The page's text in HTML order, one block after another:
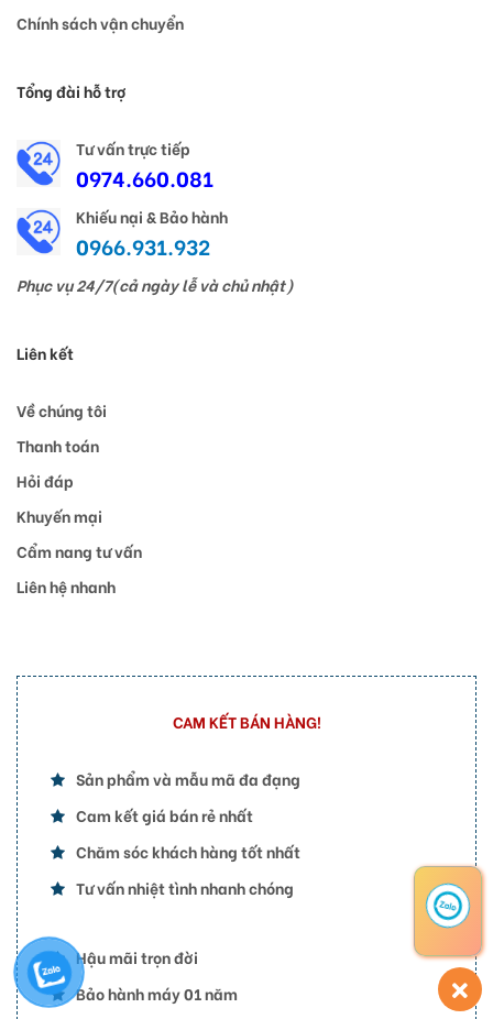
Chính sách vận chuyển
Tổng đài hỗ trợ
Tư vấn trực tiếp
0974.660.081
Khiếu nại & Bảo hành
0966.931.932
Phục vụ 24/7(cả ngày lễ và chủ nhật)
Liên kết
Về chúng tôi
Thanh toán
Hỏi đáp
Khuyến mại
Cẩm nang tư vấn
Liên hệ nhanh
CAM KẾT BÁN HÀNG!
Sản phẩm và mẫu mã đa đạng
Cam kết giá bán rẻ nhất
Chăm sóc khách hàng tốt nhất
Tư vấn nhiệt tình nhanh chóng
Hậu mãi trọn đời
Bảo hành máy 01 năm